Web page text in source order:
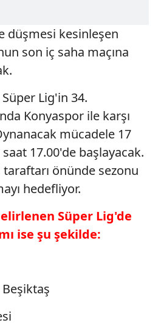
düşmesi kesinleşen
son iç saha maçına
Süper Lig'in 34.
Konyaspor ile karşı
mücadele 17
saat 17.00'de başlayacak.
önünde sezonu
hedefliyor.
Süper Lig'de
ise şu şekilde:
Beşiktaş